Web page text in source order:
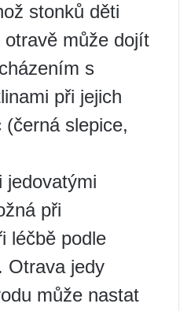
stonků děti
může dojít
s
při jejich
slepice,
jedovatými
při
léčbě podle
Otrava jedy
může nastat